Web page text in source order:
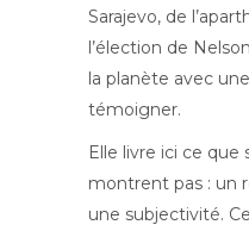
Sarajevo, de
l’élection de
la planète avec
témoigner.
Elle livre ici ce que
montrent pas : un
une subjectivité.